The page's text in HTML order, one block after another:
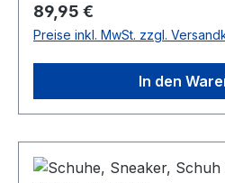
Regulärer Preis:
89,95 €
Preise inkl. MwSt. zzgl.
In den